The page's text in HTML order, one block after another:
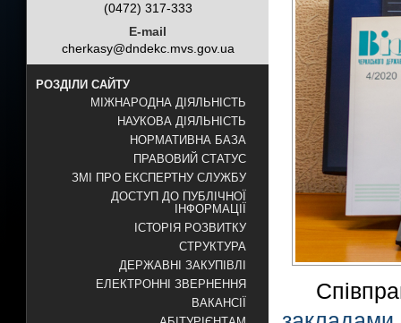
(0472) 317-333
E-mail
cherkasy@dndekc.mvs.gov.ua
РОЗДІЛИ САЙТУ
МІЖНАРОДНА ДІЯЛЬНІСТЬ
НАУКОВА ДІЯЛЬНІСТЬ
НОРМАТИВНА БАЗА
ПРАВОВИЙ СТАТУС
ЗМІ ПРО ЕКСПЕРТНУ СЛУЖБУ
ДОСТУП ДО ПУБЛІЧНОЇ
ІНФОРМАЦІЇ
ІСТОРІЯ РОЗВИТКУ
СТРУКТУРА
ДЕРЖАВНІ ЗАКУПІВЛІ
ЕЛЕКТРОННІ ЗВЕРНЕННЯ
ВАКАНСІЇ